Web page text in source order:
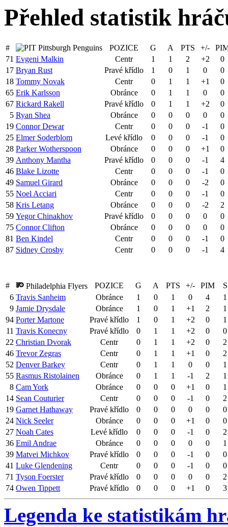
Přehled statistik
# Pittsburgh Penguins POZICE G A PTS +/-
71 Evgeni Malkin Centr 1 1 2 +2
0
17 Bryan Rust Pravé křídlo 1 0 1 0
0
18 Tommy Novak Centr 0 1 1 +1
0
65 Erik Karlsson Obránce 0 1 1 0
0
67 Rickard Rakell Pravé křídlo 0 1 1 +2
0
5 Ryan Shea Obránce 0 0 0 0
0
19 Connor Dewar Centr 0 0 0 -1
0
25 Elmer Soderblom Levé křídlo 0 0 0 -1
0
28 Parker Wotherspoon Obránce 0 0 0 +1
0
39 Anthony Mantha Pravé křídlo 0 0 0 -1
4
46 Blake Lizotte Centr 0 0 0 -1
0
49 Samuel Girard Obránce 0 0 0 -2
0
55 Noel Acciari Centr 0 0 0 -1
0
58 Kris Letang Obránce 0 0 0 -2
2
59 Yegor Chinakhov Pravé křídlo 0 0 0 0
0
75 Connor Clifton Obránce 0 0 0 0
0
81 Ben Kindel Centr 0 0 0 -1
0
87 Sidney Crosby Centr 0 0 0 -1 4
# Philadelphia Flyers POZICE G A PTS +/- PIM
S
6 Travis Sanheim Obránce 1 0 1 0 4
1
9 Jamie Drysdale Obránce 1 0 1 +1 2
1
94 Porter Martone Pravé křídlo 1 0 1 +2 0
1
11 Travis Konecny Pravé křídlo 0 1 1 +2 0
0
22 Christian Dvorak Centr 0 1 1 +2 0
2
46 Trevor Zegras Centr 0 1 1 +1 0
2
52 Denver Barkey Centr 0 1 1 0 0
1
55 Rasmus Ristolainen Obránce 0 1 1 -1 2
1
8 Cam York Obránce 0 0 0 +1 0
1
14 Sean Couturier Centr 0 0 0 -1 0
2
19 Garnet Hathaway Pravé křídlo 0 0 0 0 0
0
24 Nick Seeler Obránce 0 0 0 +1 0
0
27 Noah Cates Levé křídlo 0 0 0 -1 0
2
36 Emil Andrae Obránce 0 0 0 0 0
1
39 Matvei Michkov Pravé křídlo 0 0 0 -1 0
0
41 Luke Glendening Centr 0 0 0 -1 0
0
71 Tyson Foerster Pravé křídlo 0 0 0 0 0
2
74 Owen Tippett Pravé křídlo 0 0 0 +1 0 3
Legenda ke statistikám